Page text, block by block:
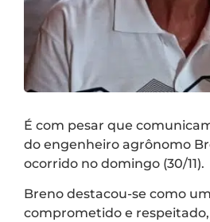
É com pesar que
do engenheiro agrônomo
ocorrido no domingo (30/11).
Breno destacou-se como
comprometido e